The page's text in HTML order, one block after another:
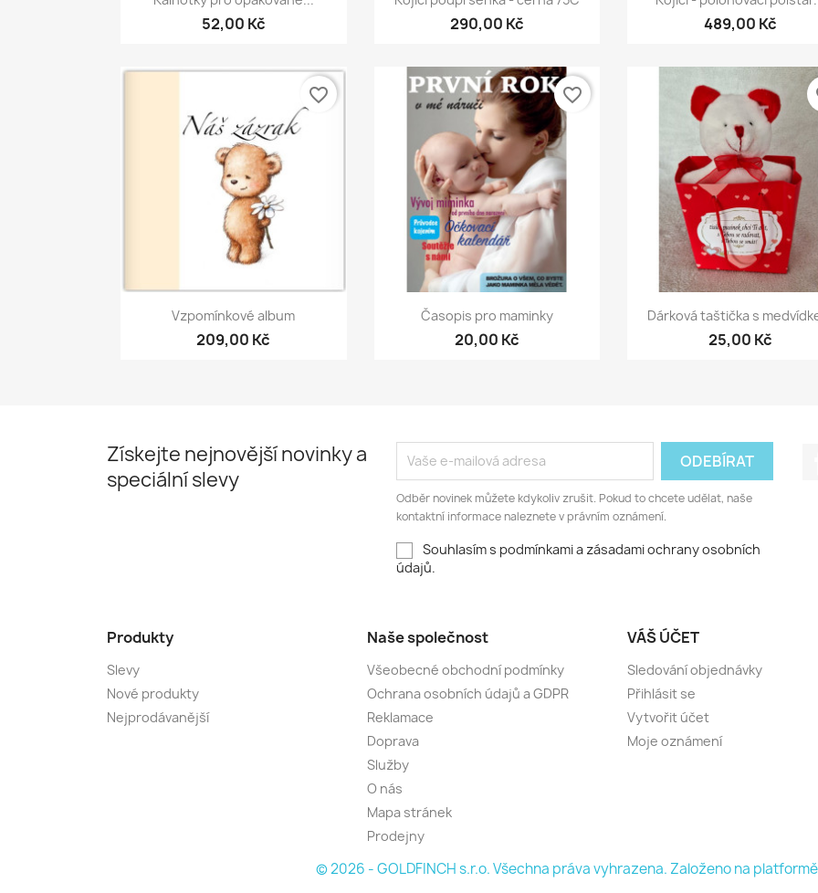
52,00 Kč 290,00 Kč 489,00 Kč
Rychlý náhled
Vzpomínkové album
209,00 Kč
favorite_border
Rychlý náhled
Časopis pro maminky
20,00 Kč
favorite_border
Rychlý náhled
Dárková taštička s
25,00 Kč
Získejte nejnovější novinky a
speciální slevy
Odběr novinek můžete kdykoliv zrušit. Pokud to chcete udělat, naše
kontaktní informace naleznete v právním oznámení.
Souhlasím s podmínkami a zásadami ochrany osobních
údajů.
Produkty
Slevy
Nové produkty
Nejprodávanější
Naše společnost
Všeobecné obchodní podmínky
Ochrana osobních údajů a GDPR
Reklamace
Doprava
Služby
O nás
Mapa stránek
Prodejny
VÁŠ ÚČET
Sledování objednávky
Přihlásit se
Vytvořit účet
Moje oznámení
© 2026 - GOLDFINCH s.r.o. Všechna práva vyhrazena. Založeno na